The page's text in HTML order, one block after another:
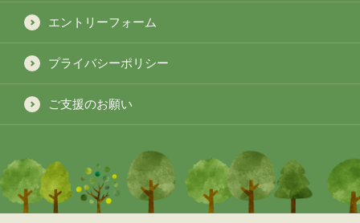
エントリーフォーム
プライバシーポリシー
ご支援のお願い